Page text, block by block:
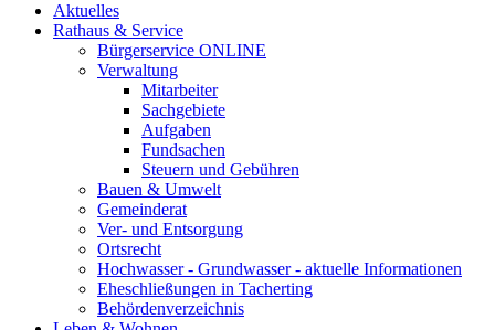
Aktuelles
Rathaus & Service
Bürgerservice ONLINE
Verwaltung
Mitarbeiter
Sachgebiete
Aufgaben
Fundsachen
Steuern und Gebühren
Bauen & Umwelt
Gemeinderat
Ver- und Entsorgung
Ortsrecht
Hochwasser - Grundwasser - aktuelle Informationen
Eheschließungen in Tacherting
Behördenverzeichnis